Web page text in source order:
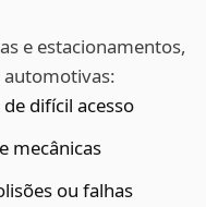
e estacionamentos,
difícil acesso
mecânicas
ou falhas